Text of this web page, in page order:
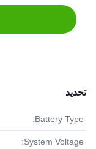
تحديد
Battery Type:
System Voltage: